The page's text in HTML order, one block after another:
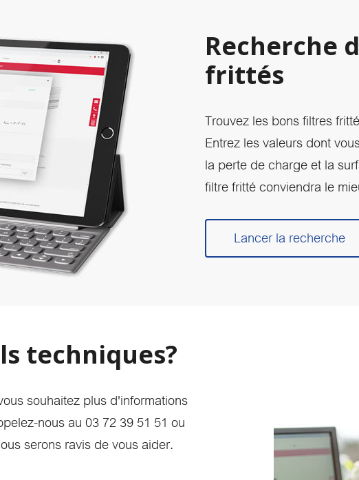
Recherche
frittés
Trouvez les bons filtres
Entrez les valeurs dont
la perte de charge et la
filtre fritté conviendra le
Lancer la recherche
techniques?
souhaitez plus d'informations
nous au 03 72 39 51 51 ou
serons ravis de vous aider.